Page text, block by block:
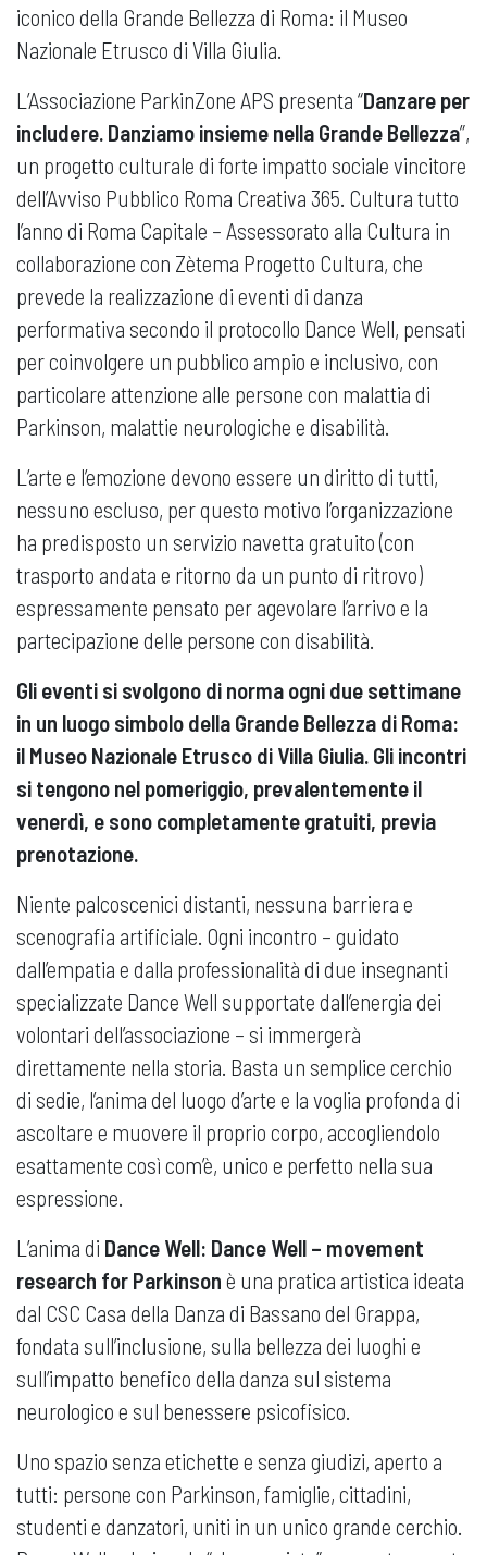
iconico della Grande Bellezza di Roma: il Museo
Nazionale Etrusco di Villa Giulia.
L’Associazione ParkinZone APS presenta “Danzare per
includere. Danziamo insieme nella Grande Bellezza”,
un progetto culturale di forte impatto sociale vincitore
dell’Avviso Pubblico Roma Creativa 365. Cultura tutto
l’anno di Roma Capitale – Assessorato alla Cultura in
collaborazione con Zètema Progetto Cultura, che
prevede la realizzazione di eventi di danza
performativa secondo il protocollo Dance Well, pensati
per coinvolgere un pubblico ampio e inclusivo, con
particolare attenzione alle persone con malattia di
Parkinson, malattie neurologiche e disabilità.
L’arte e l’emozione devono essere un diritto di tutti,
nessuno escluso, per questo motivo l’organizzazione
ha predisposto un servizio navetta gratuito (con
trasporto andata e ritorno da un punto di ritrovo)
espressamente pensato per agevolare l’arrivo e la
partecipazione delle persone con disabilità.
Gli eventi si svolgono di norma ogni due settimane
in un luogo simbolo della Grande Bellezza di Roma:
il Museo Nazionale Etrusco di Villa Giulia. Gli incontri
si tengono nel pomeriggio, prevalentemente il
venerdì, e sono completamente gratuiti, previa
prenotazione.
Niente palcoscenici distanti, nessuna barriera e
scenografia artificiale. Ogni incontro – guidato
dall’empatia e dalla professionalità di due insegnanti
specializzate Dance Well supportate dall’energia dei
volontari dell’associazione – si immergerà
direttamente nella storia. Basta un semplice cerchio
di sedie, l’anima del luogo d’arte e la voglia profonda di
ascoltare e muovere il proprio corpo, accogliendolo
esattamente così com’è, unico e perfetto nella sua
espressione.
L’anima di Dance Well: Dance Well – movement
research for Parkinson è una pratica artistica ideata
dal CSC Casa della Danza di Bassano del Grappa,
fondata sull’inclusione, sulla bellezza dei luoghi e
sull’impatto benefico della danza sul sistema
neurologico e sul benessere psicofisico.
Uno spazio senza etichette e senza giudizi, aperto a
tutti: persone con Parkinson, famiglie, cittadini,
studenti e danzatori, uniti in un unico grande cerchio.